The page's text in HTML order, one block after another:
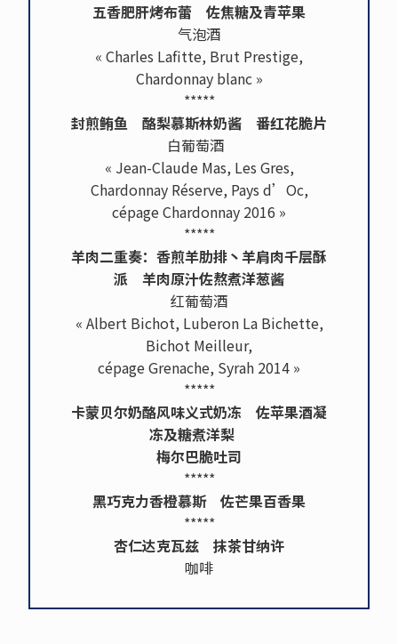
五香肥肝烤布蕾 佐焦糖及青苹果
气泡酒
« Charles Lafitte, Brut Prestige,
Chardonnay blanc »
*****
封煎鲔鱼 酪梨慕斯林奶酱 番红花脆片
白葡萄酒
« Jean-Claude Mas, Les Gres,
Chardonnay Réserve, Pays d’Oc,
cépage Chardonnay 2016 »
*****
羊肉二重奏：香煎羊肋排丶羊肩肉千层酥
派 羊肉原汁佐熬煮洋葱酱
红葡萄酒
« Albert Bichot, Luberon La Bichette,
Bichot Meilleur,
cépage Grenache, Syrah 2014 »
*****
卡蒙贝尔奶酪风味义式奶冻 佐苹果酒凝
冻及糖煮洋梨
梅尔巴脆吐司
*****
黑巧克力香橙慕斯 佐芒果百香果
*****
杏仁达克瓦兹 抹茶甘纳许
咖啡